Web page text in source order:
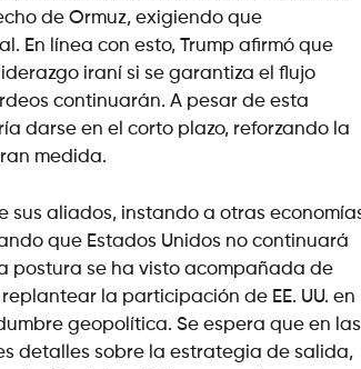
de Ormuz, exigiendo que
En línea con esto, Trump afirmó que
iraní si se garantiza el flujo
continuarán. A pesar de esta
darse en el corto plazo, reforzando la
medida.
sus aliados, instando a otras
que Estados Unidos no continuará
postura se ha visto acompañada de
la participación de EE. UU. en
geopolítica. Se espera que en las
detalles sobre la estrategia de salida,